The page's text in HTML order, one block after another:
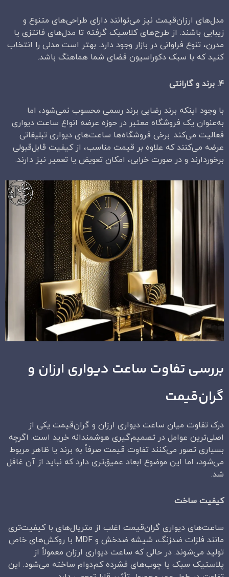
مدل‌های ارزان‌قیمت نیز می‌توانند دارای طراحی‌های متنوع و
زیبایی باشند. از طرح‌های کلاسیک گرفته تا مدل‌های فانتزی یا
مدرن، تنوع فراوانی در بازار وجود دارد. بهتر است مدلی را انتخاب
کنید که با سبک دکوراسیون فضای شما هماهنگ باشد.
۴. برند و گارانتی
با وجود اینکه برند رضایی برند رسمی محسوب نمی‌شود، اما
به‌عنوان یک فروشگاه معتبر در حوزه عرضه انواع ساعت دیواری
فعالیت می‌کند. برخی فروشگاه‌ها ساعت‌های دیواری تبلیغاتی
عرضه می‌کنند که علاوه بر قیمت مناسب، از کیفیت قابل‌قبولی
برخوردارند و در صورت خرابی، امکان تعویض یا تعمیر نیز دارند.
بررسی تفاوت ساعت دیواری ارزان و
گران‌قیمت
درک تفاوت میان ساعت دیواری ارزان و گران‌قیمت یکی از
اصلی‌ترین عوامل در تصمیم‌گیری هوشمندانه خرید است. اگرچه
بسیاری تصور می‌کنند تفاوت قیمت صرفاً به برند یا ظاهر مربوط
می‌شود، اما این موضوع ابعاد عمیق‌تری دارد که نباید از آن غافل
شد.
کیفیت ساخت
ساعت‌های دیواری گران‌قیمت اغلب از متریال‌های با کیفیت‌تری
مانند فلزات ضدزنگ، شیشه ضدخش و MDF با روکش‌های خاص
تولید می‌شوند. در حالی که ساعت دیواری ارزان معمولاً از
پلاستیک سبک یا چوب‌های فشرده کم‌دوام ساخته می‌شود. این